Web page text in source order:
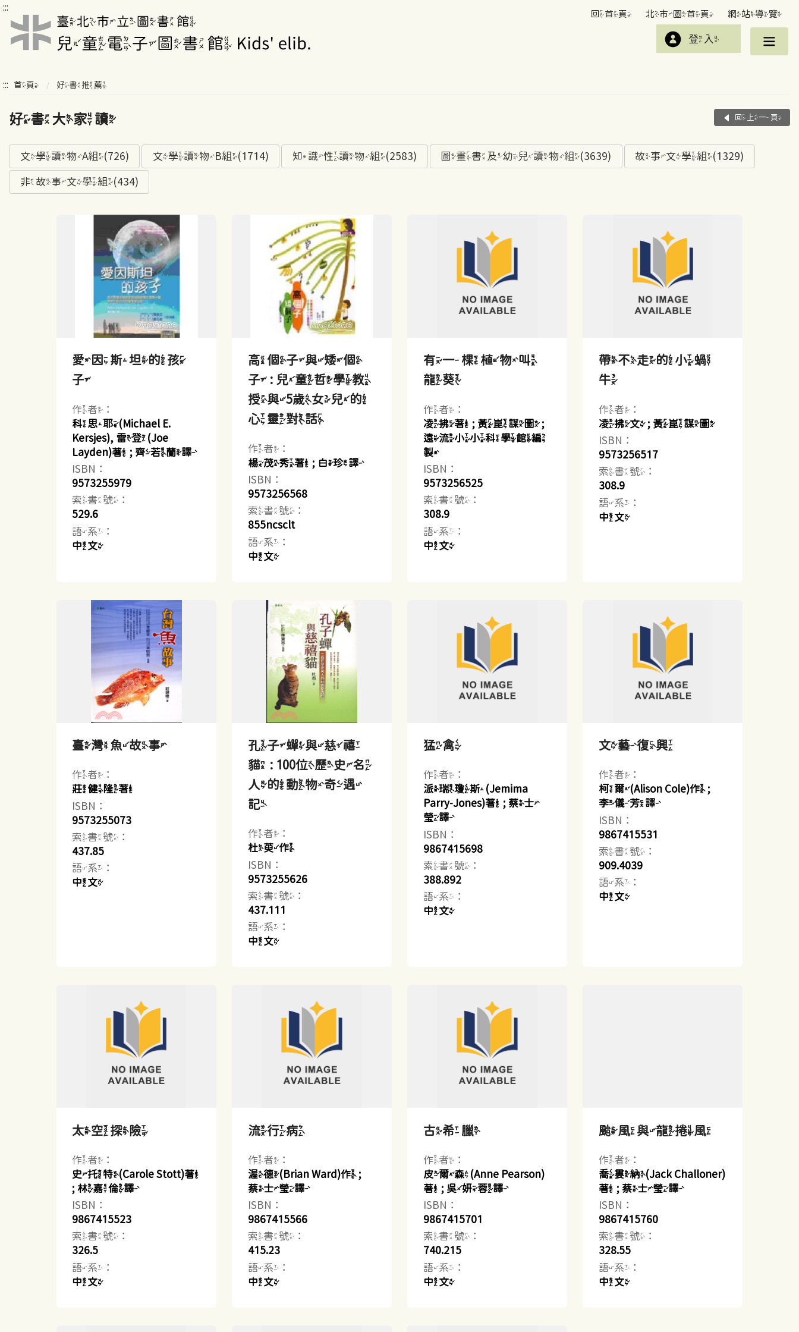
:::
回首頁 北市圖首頁 網站導覽
登入
::: 首頁 好書推薦
好書大家讀 回上一頁
文學讀物A組(726) 文學讀物B組(1714) 知識性讀物組(2583) 圖畫書及幼兒讀物組(3639) 故事文學組(1329)
非故事文學組(434)
愛因斯坦的孩
子
作者：
科思耶(Michael E.
Kersjes), 雷登(Joe
Layden)著 ; 齊若蘭譯
ISBN：
9573255979
索書號：
529.6
語系：
中文
高個子與矮個
子 : 兒童哲學教
授與5歲女兒的
心靈對話
作者：
楊茂秀著 ; 白珍譯
ISBN：
9573256568
索書號：
855ncsclt
語系：
中文
有一棵植物叫
龍葵
作者：
凌拂著 ; 黃崑謀圖 ;
遠流小小科學館編
製
ISBN：
9573256525
索書號：
308.9
語系：
中文
帶不走的小蝸
牛
作者：
凌拂文 ; 黃崑謀圖
ISBN：
9573256517
索書號：
308.9
語系：
中文
臺灣魚故事
作者：
莊健隆著
ISBN：
9573255073
索書號：
437.85
語系：
中文
孔子蟬與慈禧
貓 : 100位歷史名
人的動物奇遇
記
作者：
杜萸作
ISBN：
9573255626
索書號：
437.111
語系：
中文
猛禽
作者：
派瑞瓊斯(Jemima
Parry-Jones)著 ; 蔡士
瑩譯
ISBN：
9867415698
索書號：
388.892
語系：
中文
文藝復興
作者：
柯爾(Alison Cole)作 ;
李儀芳譯
ISBN：
9867415531
索書號：
909.4039
語系：
中文
太空探險
作者：
史托特(Carole Stott)著
; 林嘉倫譯
ISBN：
9867415523
索書號：
326.5
語系：
中文
流行病
作者：
渥德(Brian Ward)作 ;
蔡士瑩譯
ISBN：
9867415566
索書號：
415.23
語系：
中文
古希臘
作者：
皮爾森(Anne Pearson)
著 ; 吳妍蓉譯
ISBN：
9867415701
索書號：
740.215
語系：
中文
颱風與龍捲風
作者：
喬婁納(Jack Challoner)
著 ; 蔡士瑩譯
ISBN：
9867415760
索書號：
328.55
語系：
中文